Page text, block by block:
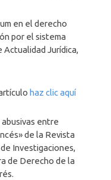
en el derecho
por el sistema
Actualidad Jurídica,
haz clic aquí
entre
de la Revista
Investigaciones,
de Derecho de la